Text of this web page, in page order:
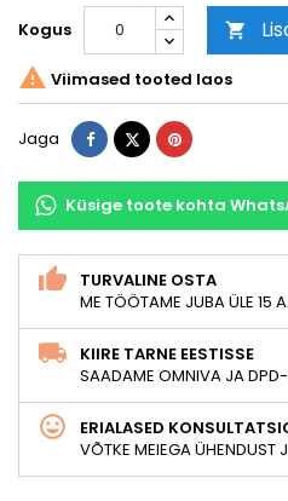
Kogus 
 Viimased tooted laos
Jaga Jaga TweetPinterest
Küsige toote kohta
TURVALINE OSTA
ME TÖÖTAME JUBA ÜLE 15
KIIRE TARNE EESTISSE
SAADAME OMNIVA JA
ERIALASED
VÕTKE MEIEGA ÜHENDUST